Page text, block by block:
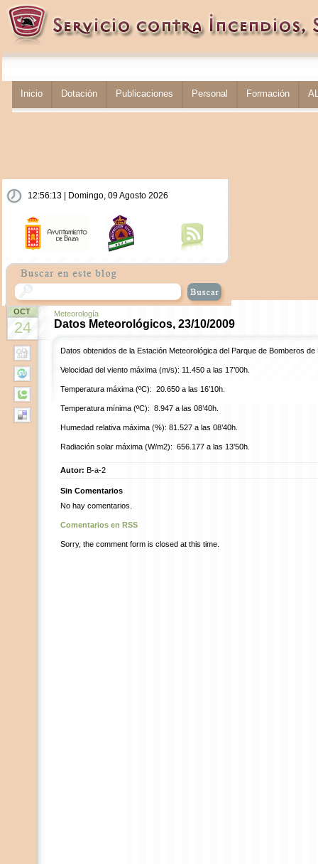
Inicio Dotación Publicaciones Personal Formación
12:56:14 | Domingo, 09 Agosto 2026
OCT
24
Meteorología
Datos Meteorológicos, 23/10/2009
Datos obtenidos de la Estación Meteorológica del Parque de Bomberos de
Velocidad del viento máxima (m/s): 11.450 a las 17’00h.
Temperatura máxima (ºC): 20.650 a las 16’10h.
Temperatura mínima (ºC): 8.947 a las 08’40h.
Humedad relativa máxima (%): 81.527 a las 08’40h.
Radiación solar máxima (W/m2): 656.177 a las 13’50h.
Autor: B-a-2
Sin Comentarios
No hay comentarios.
Comentarios en RSS
Sorry, the comment form is closed at this time.